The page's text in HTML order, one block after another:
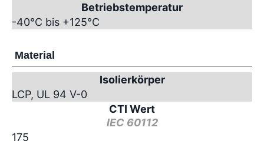
Betriebstemperatur
-40°C bis +125°C
Material
Isolierkörper
LCP, UL 94 V-0
CTI Wert
IEC 60112
175